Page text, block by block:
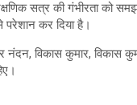
सत्र की गंभीरता को
कर दिया है।
विकास कुमार, विकास